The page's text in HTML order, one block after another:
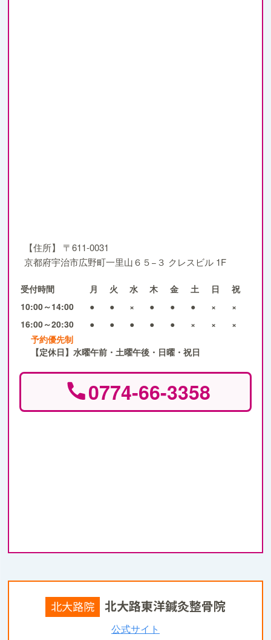
【住所】
〒611-0031
京都府宇治市広野町一里山６５−３ クレスビル 1F
受付時間 月 火 水 木 金 土 日
祝
10:00～14:00
● ● × ● ● ● ×
×
16:00～20:30
● ● ● ● ● × ×
×
予約優先制
【定休日】水曜午前・土曜午後・日曜・祝日
0774-66-3358
北大路院 北大路東洋鍼灸整骨院
公式サイト